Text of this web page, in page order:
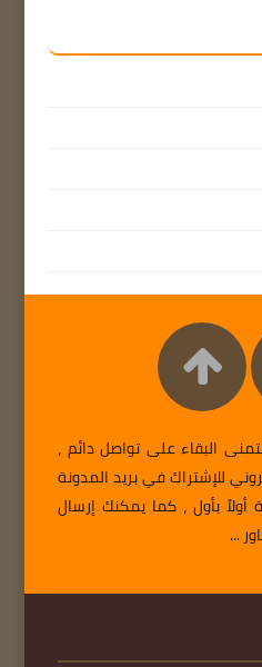
البقاء على تواصل دائم ،
للإشتراك في بريد المدونة
أولاً بأول ، كما يمكنك إرسال
...